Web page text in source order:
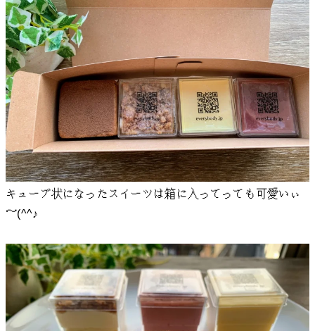
キューブ状になったスイーツは箱に入ってっても可愛いぃ
～(^^♪